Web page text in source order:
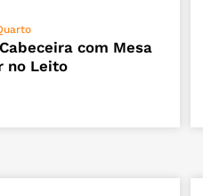
ADICIONAR
com Mesa
no Leito